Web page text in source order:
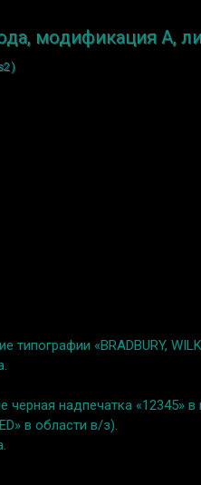
модификация A,
типографии «BRADBURY,
черная надпечатка «12345»
в области в/з).